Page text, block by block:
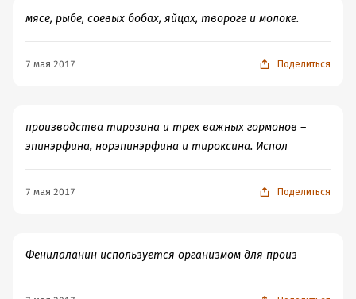
мясе, рыбе, соевых бобах, яйцах, твороге и молоке.
7 мая 2017 Поделиться
производства тирозина и трех важных гормонов –
эпинэрфина, норэпинэрфина и тироксина. Испол
7 мая 2017 Поделиться
Фенилаланин используется организмом для произ